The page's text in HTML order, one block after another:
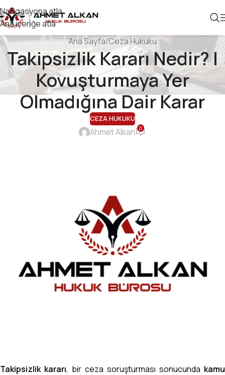
Navigasyona atla
Ana içeriğe atla
Ana Sayfa Ceza Hukuku
Takipsizlik Kararı Nedir? |
Kovuşturmaya Yer
Olmadığına Dair Karar
CEZA HUKUKU
Ahmet Alkan 0
Takipsizlik kararı, bir ceza soruşturması sonucunda kamu